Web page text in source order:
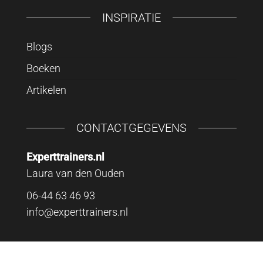
INSPIRATIE
Blogs
Boeken
Artikelen
CONTACTGEGEVENS
Experttrainers.nl
Laura van den Ouden
06-44 63 46 93
info@experttrainers.nl